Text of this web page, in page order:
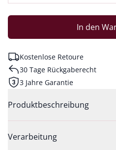
In den
Kostenlose Retoure
30 Tage Rückgaberecht
3 Jahre Garantie
Produktbeschreibung
Verarbeitung